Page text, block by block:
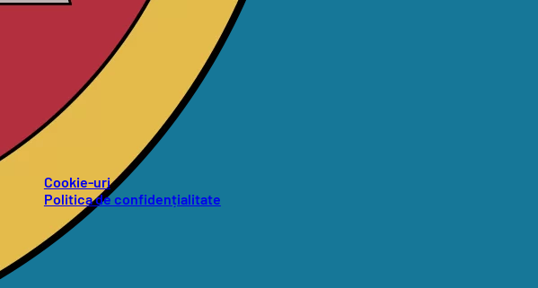
Cookie-uri
Politica de confidențialitate